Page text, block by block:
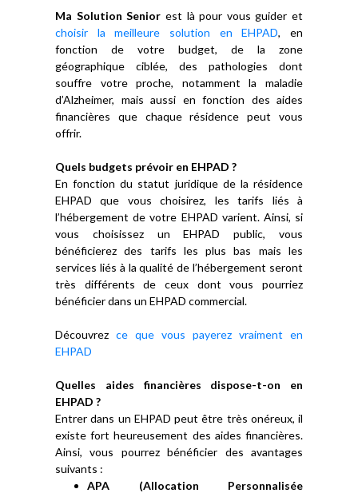
Ma Solution Senior est là pour vous guider et
choisir la meilleure solution en EHPAD, en
fonction de votre budget, de la zone
géographique ciblée, des pathologies dont
souffre votre proche, notamment la maladie
d’Alzheimer, mais aussi en fonction des aides
financières que chaque résidence peut vous
offrir.
Quels budgets prévoir en EHPAD ?
En fonction du statut juridique de la résidence
EHPAD que vous choisirez, les tarifs liés à
l’hébergement de votre EHPAD varient. Ainsi, si
vous choisissez un EHPAD public, vous
bénéficierez des tarifs les plus bas mais les
services liés à la qualité de l’hébergement seront
très différents de ceux dont vous pourriez
bénéficier dans un EHPAD commercial.
Découvrez ce que vous payerez vraiment en
EHPAD
Quelles aides financières dispose-t-on en
EHPAD ?
Entrer dans un EHPAD peut être très onéreux, il
existe fort heureusement des aides financières.
Ainsi, vous pourrez bénéficier des avantages
suivants :
APA (Allocation Personnalisée